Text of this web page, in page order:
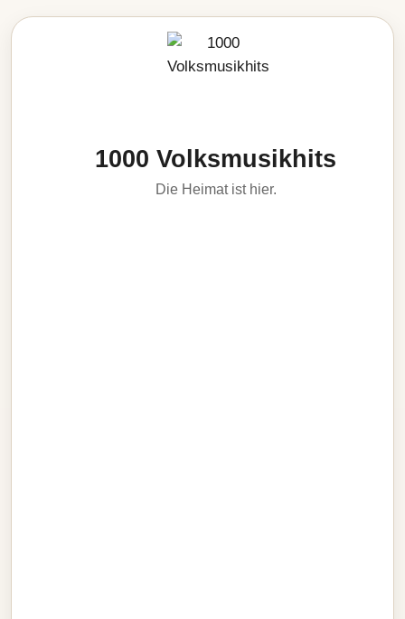
1000 Volksmusikhits
Die Heimat ist hier.